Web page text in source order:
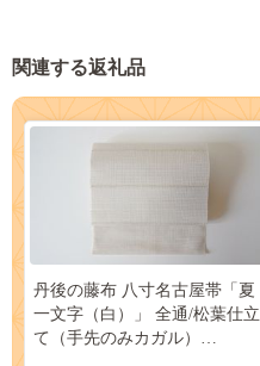
関連する返礼品
丹後の藤布 八寸名古屋帯「夏
一文字（白）」 全通/松葉仕立
て（手先のみカガル）